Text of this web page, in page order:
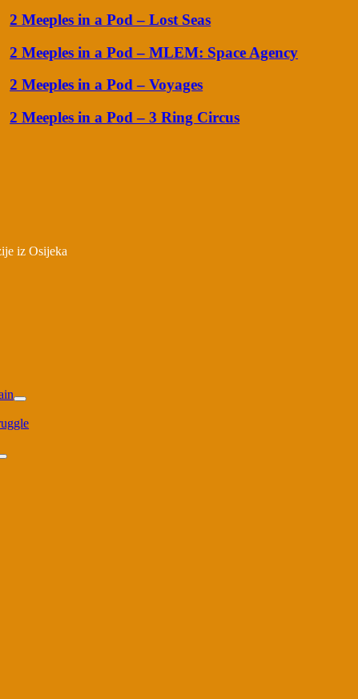
2 Meeples in a Pod – Lost Seas
2 Meeples in a Pod – MLEM: Space Agency
2 Meeples in a Pod – Voyages
2 Meeples in a Pod – 3 Ring Circus
iz Osijeka